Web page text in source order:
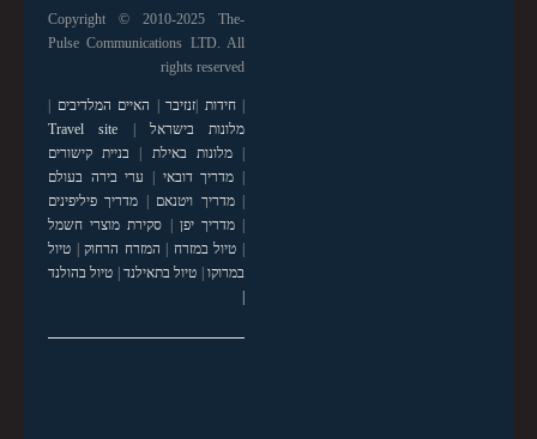
Copyright © 2010-2025 The-
Pulse Communications LTD. All
rights reserved
|חידות זנזיבר האיים המלדיבים
מלונות בישראל
Travel site
|מלונות באילת
בניית קישורים
מדריך דובאי
ערי בירה בעולם
|מדריך ויטנאם
מדריך פיליפינים
|מדריך יפן
סקירת מוצרי חשמל
טיול במזרח המזרח הרחוק| טיול
במרוקו| טיול בתאילנד| טיול בהולנד